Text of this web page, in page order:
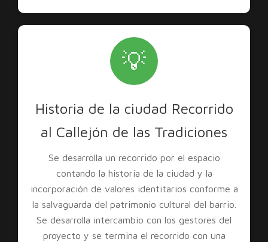
💡
Historia de la ciudad Recorrido
al Callejón de las Tradiciones
Se desarrolla un recorrido por el espacio
contando la historia de la ciudad y la
incorporación de valores identitarios conforme a
la salvaguarda del patrimonio cultural del barrio.
Se desarrolla intercambio con los gestores del
proyecto y se termina el recorrido con una